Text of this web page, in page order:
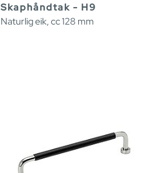
Skaphåndtak - H9
Naturlig eik, cc 128 mm